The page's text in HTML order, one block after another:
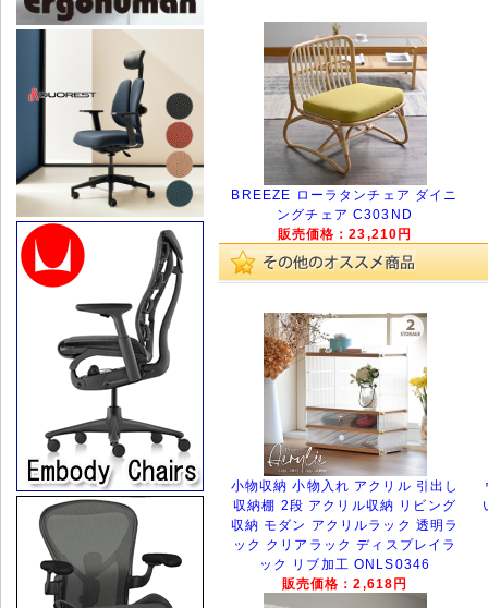
BREEZE ローラタンチェア ダイニ
ングチェア C303ND
販売価格：23,210円
小物収納 小物入れ アクリル 引出し
収納棚 2段 アクリル収納 リビング
収納 モダン アクリルラック 透明ラ
ック クリアラック ディスプレイラ
ック リブ加工 ONLS0346
販売価格：2,618円